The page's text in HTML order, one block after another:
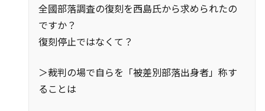
全國部落調査の復刻を西島氏から求められたの
ですか？
復刻停止ではなくて？
＞裁判の場で自らを「被差別部落出身者」称す
ることは